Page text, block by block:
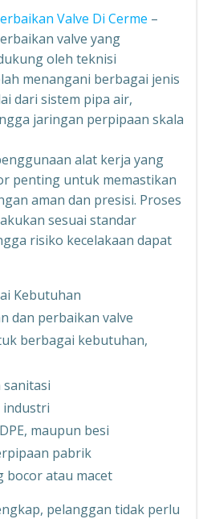
Valve Di Cerme –
valve yang
oleh teknisi
menangani berbagai jenis
dari sistem pipa air,
jaringan perpipaan skala
alat kerja yang
penting untuk memastikan
aman dan presisi. Proses
sesuai standar
risiko kecelakaan dapat
Kebutuhan
dan perbaikan valve
berbagai kebutuhan,
sanitasi
industri
maupun besi
pabrik
bocor atau macet
pelanggan tidak perlu